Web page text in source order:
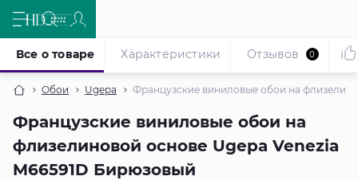
Обои Ugepa Французские виниловые обои на
Французские виниловые обои на
флизелиновой основе Ugepa Venezia
M66591D Бирюзовый
Все о товаре Характеристики Отзывов 0